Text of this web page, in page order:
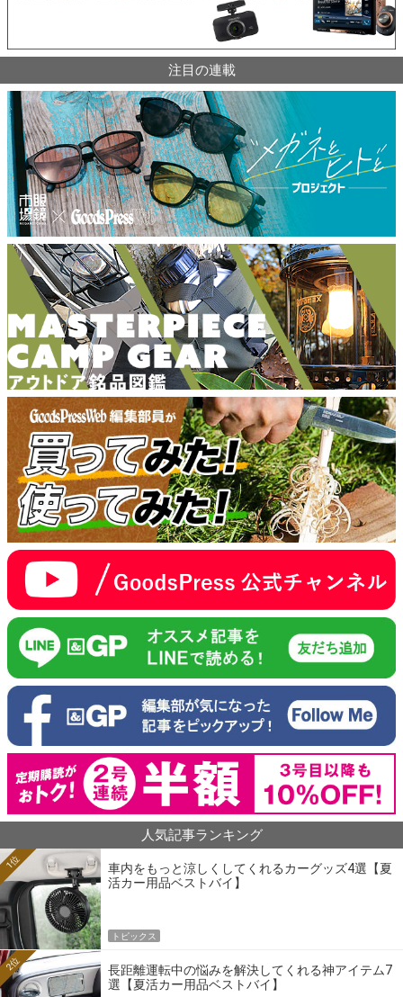
注目の連載
人気記事ランキング
車内をもっと涼しくしてくれるカーグッズ4選【夏
活カー用品ベストバイ】
1位
トピックス
長距離運転中の悩みを解決してくれる神アイテム7
選【夏活カー用品ベストバイ】
2位